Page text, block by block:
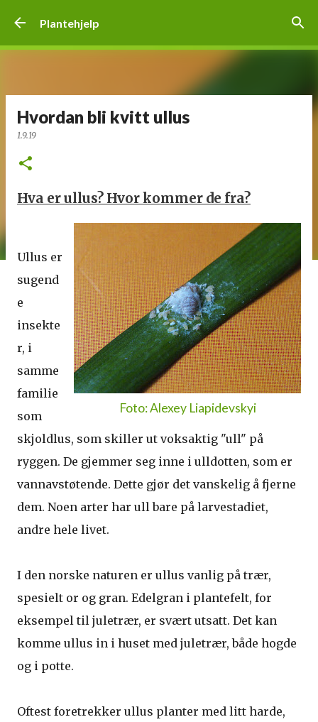
Plantehjelp
Hvordan bli kvitt ullus
1.9.19
Hva er ullus? Hvor kommer de fra?
Foto: Alexey Liapidevskyi
Ullus er
sugend
e
insekte
r, i
samme
familie
som
skjoldlus, som skiller ut voksaktig "ull" på
ryggen. De gjemmer seg inne i ulldotten, som er
vannavstøtende. Dette gjør det vanskelig å fjerne
dem. Noen arter har ull bare på larvestadiet,
andre hele livet.
I den norske naturen er ullus vanlig på trær,
spesielt or og gran. Edelgran i plantefelt, for
eksempel til juletrær, er svært utsatt. Det kan
komme ullus in i huset med juletrær, både hogde
og i potte.
Oftest foretrekker ullus planter med litt harde,